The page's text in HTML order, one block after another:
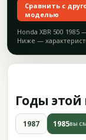
Сравнить с
моделью
Honda XBR 500 1985
Ниже —
Годы
1987 1985ВЫ